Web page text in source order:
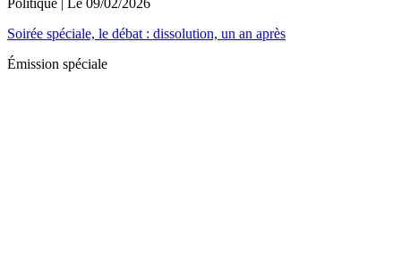
Politique | Le 09/02/2026
Soirée spéciale, le débat : dissolution, un an après
Émission spéciale